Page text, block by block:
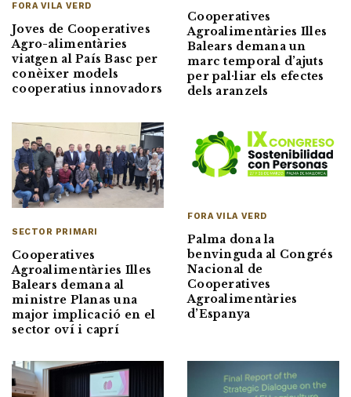
FORA VILA VERD
Joves de Cooperatives
Agro-alimentàries
viatgen al País Basc per
conèixer models
cooperatius innovadors
Cooperatives
Agroalimentàries Illes
Balears demana un
marc temporal d’ajuts
per pal·liar els efectes
dels aranzels
SECTOR PRIMARI
Cooperatives
Agroalimentàries Illes
Balears demana al
ministre Planas una
major implicació en el
sector oví i caprí
FORA VILA VERD
Palma dona la
benvinguda al Congrés
Nacional de
Cooperatives
Agroalimentàries
d’Espanya